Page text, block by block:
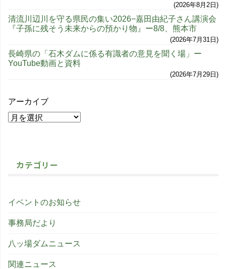
2026年8月2日
清流川辺川を守る県民の集い2026−嘉田由紀子さん講演会
『子孫に残そう未来からの預かり物』ー8/8、熊本市
2026年7月31日
長崎県の「石木ダムに係る有識者の意見を聞く場」ー
YouTube動画と資料
2026年7月29日
アーカイブ
カテゴリー
イベントのお知らせ
事務局だより
八ッ場ダムニュース
関連ニュース